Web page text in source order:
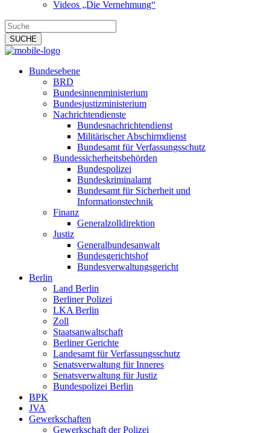
Videos „Die Vernehmung“
Bundesebene
BRD
Bundesinnenministerium
Bundesjustizministerium
Nachrichtendienste
Bundesnachrichtendienst
Militärischer Abschirmdienst
Bundesamt für Verfassungsschutz
Bundessicherheitsbehörden
Bundespolizei
Bundeskriminalamt
Bundesamt für Sicherheit und
Informationstechnik
Finanz
Generalzolldirektion
Justiz
Generalbundesanwalt
Bundesgerichtshof
Bundesverwaltungsgericht
Berlin
Land Berlin
Berliner Polizei
LKA Berlin
Zoll
Staatsanwaltschaft
Berliner Gerichte
Landesamt für Verfassungsschutz
Senatsverwaltung für Inneres
Senatsverwaltung für Justiz
Bundespolizei Berlin
BPK
JVA
Gewerkschaften
Gewerkschaft der Polizei